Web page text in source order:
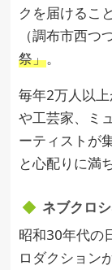
クを届けるこ
（調布市西
祭」。
毎年2万人以
や工芸家、ミ
ーティストが
と心配りに満
ネブクロ
昭和30年代の
ロダクション